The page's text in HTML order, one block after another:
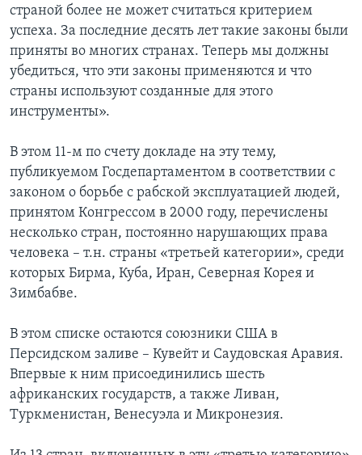
страной более не может считаться критерием
успеха. За последние десять лет такие законы были
приняты во многих странах. Теперь мы должны
убедиться, что эти законы применяются и что
страны используют созданные для этого
инструменты».
В этом 11-м по счету докладе на эту тему,
публикуемом Госдепартаментом в соответствии с
законом о борьбе с рабской эксплуатацией людей,
принятом Конгрессом в 2000 году, перечислены
несколько стран, постоянно нарушающих права
человека – т.н. страны «третьей категории», среди
которых Бирма, Куба, Иран, Северная Корея и
Зимбабве.
В этом списке остаются союзники США в
Персидском заливе – Кувейт и Саудовская Аравия.
Впервые к ним присоединились шесть
африканских государств, а также Ливан,
Туркменистан, Венесуэла и Микронезия.